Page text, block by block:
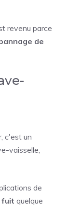
revenu parce
de
c'est un
vaisselle,
de
fuit quelque